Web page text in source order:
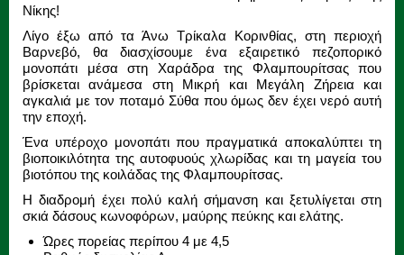
Νίκης!
Λίγο έξω από τα Άνω Τρίκαλα Κορινθίας, στη περιοχή
Βαρνεβό, θα διασχίσουμε ένα εξαιρετικό πεζοπορικό
μονοπάτι μέσα στη Χαράδρα της Φλαμπουρίτσας που
βρίσκεται ανάμεσα στη Μικρή και Μεγάλη Ζήρεια και
αγκαλιά με τον ποταμό Σύθα που όμως δεν έχει νερό αυτή
την εποχή.
Ένα υπέροχο μονοπάτι που πραγματικά αποκαλύπτει τη
βιοποικιλότητα της αυτοφυούς χλωρίδας και τη μαγεία του
βιοτόπου της κοιλάδας της Φλαμπουρίτσας.
Η διαδρομή έχει πολύ καλή σήμανση και ξετυλίγεται στη
σκιά δάσους κωνοφόρων, μαύρης πεύκης και ελάτης.
Ώρες πορείας περίπου 4 με 4,5